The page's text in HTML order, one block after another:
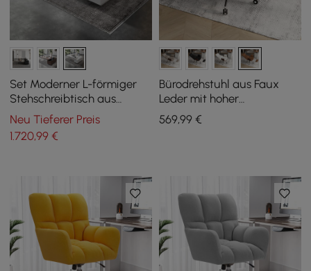
Set Moderner L-förmiger
Stehschreibtisch aus
Nussbaumholz und
verstellbarem
Schreibtischstuhl aus Leder
Neu Tieferer Preis
1.720,99 €
Bürodrehstuhl aus Faux
Leder mit hoher
Rückenlehne, Liegefunktion
und Fußstütze in Braun
569,99€